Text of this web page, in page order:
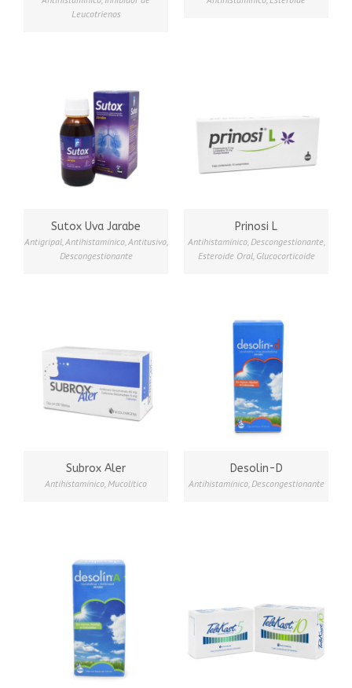
Leucotrienos
Sutox Uva Jarabe
Antigripal,Antihistamínico,Antitusivo,
Descongestionante
Prinosi L
Antihistamínico,Descongestionante,
Esteroide Oral, Glucocorticoide
Subrox Aler
Antihistamínico,Mucolítico
Desolin-D
Antihistamínico,Descongestionante